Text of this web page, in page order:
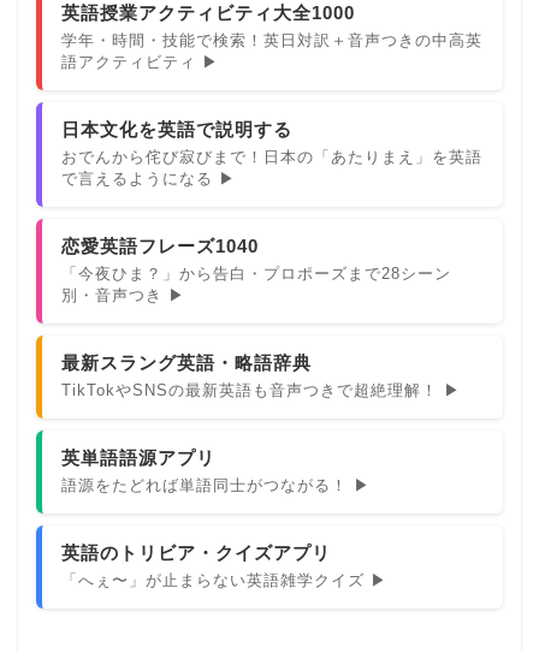
英語授業アクティビティ大全1000
学年・時間・技能で検索！英日対訳＋音声つきの中高英
語アクティビティ ▶
日本文化を英語で説明する
おでんから侘び寂びまで！日本の「あたりまえ」を英語
で言えるようになる ▶
恋愛英語フレーズ1040
「今夜ひま？」から告白・プロポーズまで28シーン
別・音声つき ▶
最新スラング英語・略語辞典
TikTokやSNSの最新英語も音声つきで超絶理解！ ▶
英単語語源アプリ
語源をたどれば単語同士がつながる！ ▶
英語のトリビア・クイズアプリ
「へぇ〜」が止まらない英語雑学クイズ ▶